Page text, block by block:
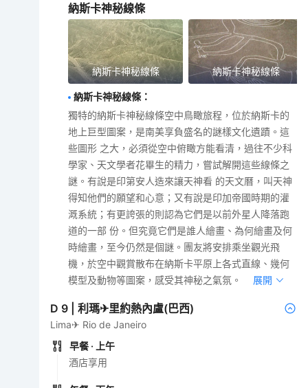
納斯卡神秘線條
納斯卡神秘線條 納斯卡神秘線條
納斯卡神秘線條：
獨特的納斯卡神秘線條空中鳥瞰旅程，位於納斯卡的
地上巨型圖案，是南美享負盛名的謎樣文化遺蹟。這
些圖形 之大，必須從空中俯瞰方能看清，過往不少科
學家、天文學者花畢生的精力，嘗試解開這些線條之
謎。有說是印第安人造來讓天神看 的天文曆，叫天神
得知他們的願望和心意；又有說是印加帝國時期的灌
溉系統；有更誇張的則認為它們是以前外星人降落跑
道的一部 份。但究竟它們是誰人繪畫、為何繪畫及何
時繪畫，至今仍然是個謎。團友將安排乘坐觀光飛
機，於空中觀賞散布在納斯卡平原上各式直線、幾何
模型及動物等圖案，感受其神秘之氣氛。
展開
D 9 |利瑪✈里約熱內盧(巴西)
Lima✈ Rio de Janeiro
早餐 · 上午
酒店享用